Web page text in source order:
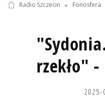
Radio Szczecin » Fonosfera
rzekło"
2025-